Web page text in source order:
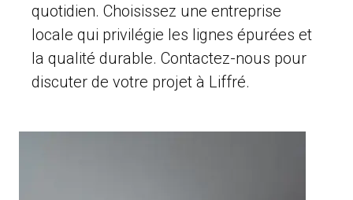
quotidien. Choisissez une entreprise
locale qui privilégie les lignes épurées et
la qualité durable. Contactez-nous pour
discuter de votre projet à Liffré.